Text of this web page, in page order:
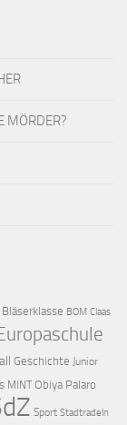
MÖRDER?
Bläserklasse BOM Claas
Geschichte Junior
MINT Obiya Palaro
Sport Stadtradeln